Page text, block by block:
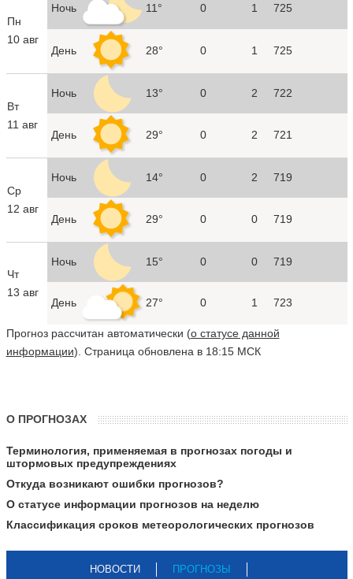
Пн
10 авг
Ночь 11° 0 1 725
День 28° 0 1 725
Вт
11 авг
Ночь 13° 0 2 722
День 29° 0 2 721
Ср
12 авг
Ночь 14° 0 2 719
День 29° 0 0 719
Чт
13 авг
Ночь 15° 0 0 719
День 27° 0 1 723
Прогноз рассчитан автоматически (о статусе данной
информации). Страница обновлена в 18:15 МСК
О ПРОГНОЗАХ
Терминология, применяемая в прогнозах погоды и
штормовых предупреждениях
Откуда возникают ошибки прогнозов?
О статусе информации прогнозов на неделю
Классификация сроков метеорологических прогнозов
НОВОСТИ ПРОГНОЗЫ